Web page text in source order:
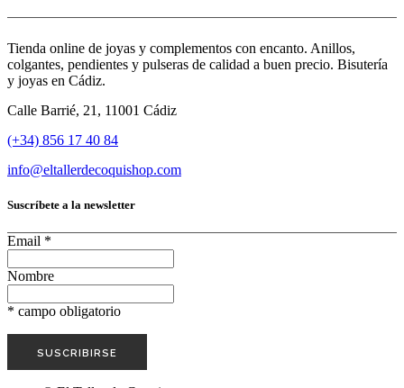
Tienda online de joyas y complementos con encanto. Anillos,
colgantes, pendientes y pulseras de calidad a buen precio. Bisutería
y joyas en Cádiz.
Calle Barrié, 21, 11001 Cádiz
(+34) 856 17 40 84
info@eltallerdecoquishop.com
Suscríbete a la newsletter
Email *
Nombre
* campo obligatorio